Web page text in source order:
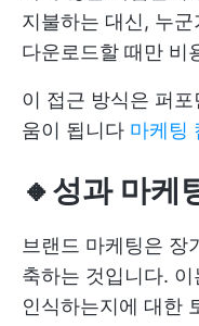
지불하는 대신, 누
다운로드할 때만 비
이 접근 방식은 퍼
움이 됩니다 마케팅
🔸성과 마케
브랜드 마케팅은 장
축하는 것입니다.
인식하는지에 대한